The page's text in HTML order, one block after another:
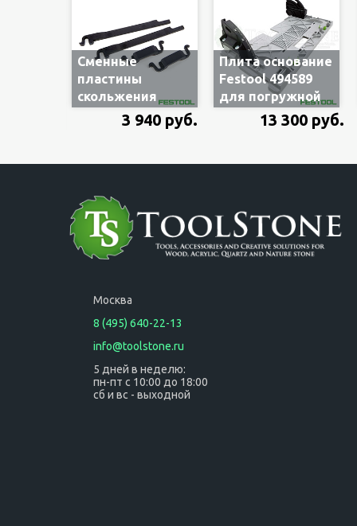
Сменные
пластины
скольжения
Festool 494588 по
основания
Festool TS55, 2
комплекта
3 940 руб.
Плита основание
Festool 494589
для погружной
пилы TS 55 EBQ и
TS 55 Q, в сборе
13 300 руб.
Москва
8 (495) 640-22-13
info@toolstone.ru
5 дней в неделю:
пн-пт с 10:00 до 18:00
сб и вс - выходной